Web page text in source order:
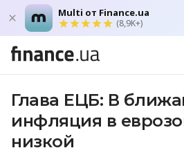
Multi от Finance.ua
(8,9K+)
Глава ЕЦБ: В
инфляция в
низкой